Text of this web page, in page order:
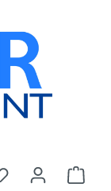
Du hast 0